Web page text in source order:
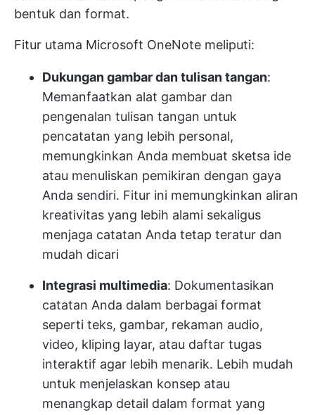
bentuk dan format.
Fitur utama Microsoft OneNote meliputi:
Dukungan gambar dan tulisan tangan:
Memanfaatkan alat gambar dan
pengenalan tulisan tangan untuk
pencatatan yang lebih personal,
memungkinkan Anda membuat sketsa ide
atau menuliskan pemikiran dengan gaya
Anda sendiri. Fitur ini memungkinkan aliran
kreativitas yang lebih alami sekaligus
menjaga catatan Anda tetap teratur dan
mudah dicari
Integrasi multimedia: Dokumentasikan
catatan Anda dalam berbagai format
seperti teks, gambar, rekaman audio,
video, kliping layar, atau daftar tugas
interaktif agar lebih menarik. Lebih mudah
untuk menjelaskan konsep atau
menangkap detail dalam format yang